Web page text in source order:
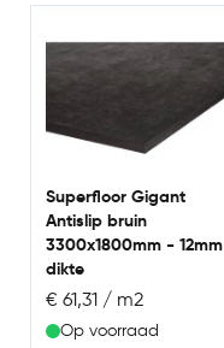
Superfloor Gigant
Antislip bruin
3300x1800mm - 12mm
dikte
€ 61,31 / m2
Op voorraad